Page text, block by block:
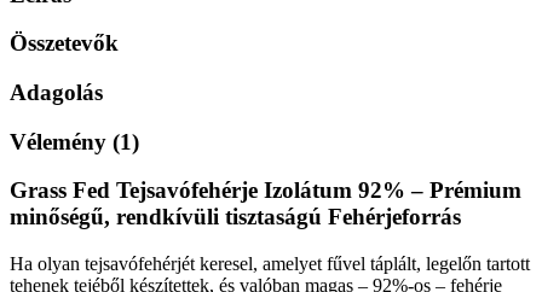
Összetevők
Adagolás
Vélemény (1)
Grass Fed Tejsavófehérje Izolátum 92% – Prémium
minőségű, rendkívüli tisztaságú Fehérjeforrás
Ha olyan tejsavófehérjét keresel, amelyet fűvel táplált, legelőn tartott
tehenek tejéből készítettek, és valóban magas – 92%-os – fehérje